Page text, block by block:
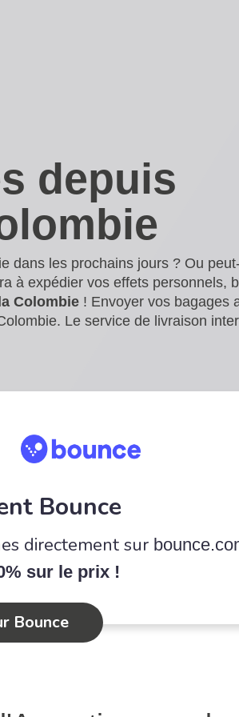
depuis
dans les prochains jours ? Ou
à expédier vos effets personnels,
Colombie ! Envoyer vos bagages
Le service de livraison
Bounce
directement sur
sur le prix !
Bounce